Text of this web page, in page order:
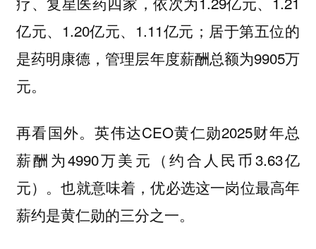
亿元、1.20亿元、1.11亿元；居于第五位的
是药明康德，管理层年度薪酬总额为9905万
元。
再看国外。英伟达CEO黄仁勋2025财年总
薪酬为4990万美元（约合人民币3.63亿
元）。也就意味着，优必选这一岗位最高年
薪约是黄仁勋的三分之一。